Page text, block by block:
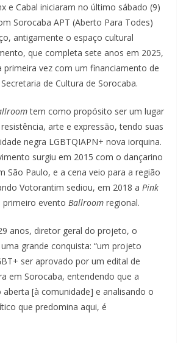
e Cabal iniciaram no último sábado (9)
Sorocaba APT (Aberto Para Todes)
antigamente o espaço cultural
que completa sete anos em 2025,
primeira vez com um financiamento de
de Cultura de Sorocaba.
tem como propósito ser um lugar
arte e expressão, tendo suas
negra LGBTQIAPN+ nova iorquina.
surgiu em 2015 com o dançarino
São Paulo, e a cena veio para a região
Votorantim sediou, em 2018 a Pink
primeiro evento Ballroom regional.
anos, diretor geral do projeto, o
grande conquista: “um projeto
ser aprovado por um edital de
em Sorocaba, entendendo que a
[à comunidade] e analisando o
que predomina aqui, é